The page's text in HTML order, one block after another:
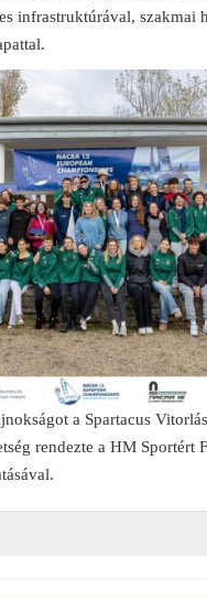
infrastruktúrával, szakmai
a Spartacus
rendezte a HM Sportért